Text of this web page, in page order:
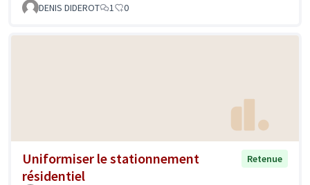
DENIS DIDEROT
1 0
Uniformiser le stationnement
résidentiel
Retenue